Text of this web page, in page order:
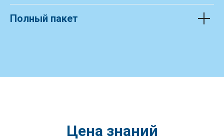
Полный пакет
Цена знаний